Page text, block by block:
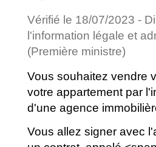
Vérifié le 18/07/2023 -
l'information légale et
(Première ministre)
Vous souhaitez vendre
votre appartement par
d'une agence
Vous allez signer avec